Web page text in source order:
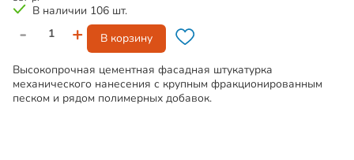
В наличии 106 шт.
- + В корзину
Высокопрочная цементная фасадная штукатурка
механического нанесения с крупным фракционированным
песком и рядом полимерных добавок.